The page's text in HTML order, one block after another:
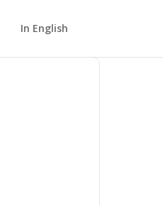
In English